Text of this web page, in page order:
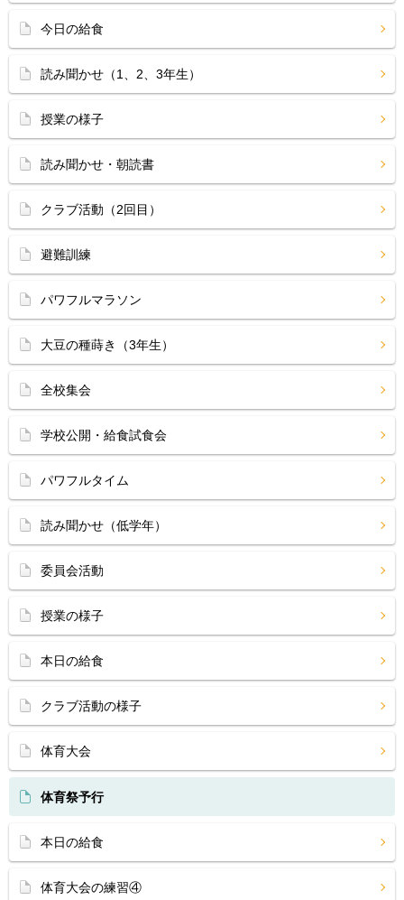
今日の給食
読み聞かせ（1、2、3年生）
授業の様子
読み聞かせ・朝読書
クラブ活動（2回目）
避難訓練
パワフルマラソン
大豆の種蒔き（3年生）
全校集会
学校公開・給食試食会
パワフルタイム
読み聞かせ（低学年）
委員会活動
授業の様子
本日の給食
クラブ活動の様子
体育大会
体育祭予行
本日の給食
体育大会の練習④